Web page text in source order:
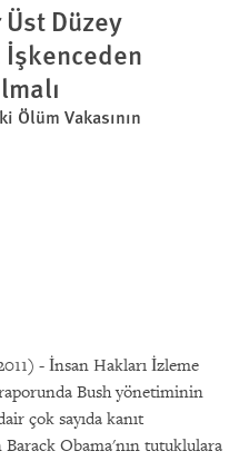
Düzey
Ölüm Vakasının
- İnsan Hakları İzleme
Bush yönetiminin
çok sayıda kanıt
Obama'nın tutuklulara